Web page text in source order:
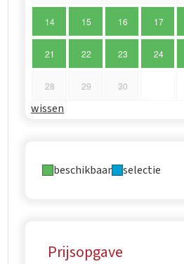
14 15 16 17
21 22 23 24
28 29 30
wissen
beschikbaar selectie
Prijsopgave